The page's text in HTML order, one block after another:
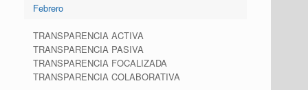
Febrero
TRANSPARENCIA ACTIVA
TRANSPARENCIA PASIVA
TRANSPARENCIA FOCALIZADA
TRANSPARENCIA COLABORATIVA